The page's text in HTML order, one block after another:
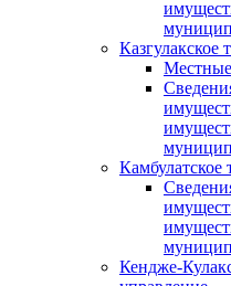
Казгулакское
Камбулатское
Кендже-